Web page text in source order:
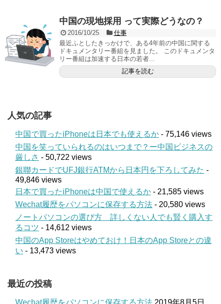
中国の現地採用 って実際どうなの？
2016/10/25
仕事
最近ふとしたきっかけで、ある4年前の中国に関する
ドキュメンタリー番組を見ました。 このドキュメンタ
リー番組は加速する日本の若者...
記事を読む
人気の記事
中国で買ったiPhoneは日本でも使えるか - 75,146 views
中国を笑っていられるのはいつまで？ー中国ビジネスの
厳しさ - 50,722 views
銀聯カードでUFJ銀行ATMから日本円を下ろしてみた -
49,846 views
日本で買ったiPhoneは中国で使えるか - 21,585 views
Wechat履歴をパソコンに保存する方法 - 20,580 views
ノートパソコンの選び方 詳しくない人でも賢く購入す
るコツ - 14,612 views
中国のApp Storeはやめておけ！日本のApp Storeとの違
い - 13,473 views
最近の投稿
Wechat履歴をパソコンに保存する方法 2019年8月5日